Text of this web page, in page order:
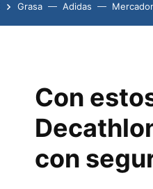
Grasa Adidas
Con
con